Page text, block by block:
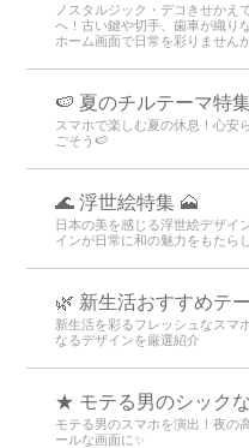
ノスタルジック・デコきせかえ
へ！古い鍵や切手、歯車が織り
ホーム画面で日常を彩りません
🍉 夏のチルテーマ特
スマホで楽しむ夏の休息！心安
ごそう🍉
🌊 浮世絵特集 🗻
日本の美を感じる浮世絵デザイ
インが日常に和の魅力をもたら
🌿 新生活おすすめテ
新生活を彩るフレッシュなスマ
なるデザインを厳選紹介
★ モテる男のシック
モテる男のスマホを演出！夜の
ールな画面に✨